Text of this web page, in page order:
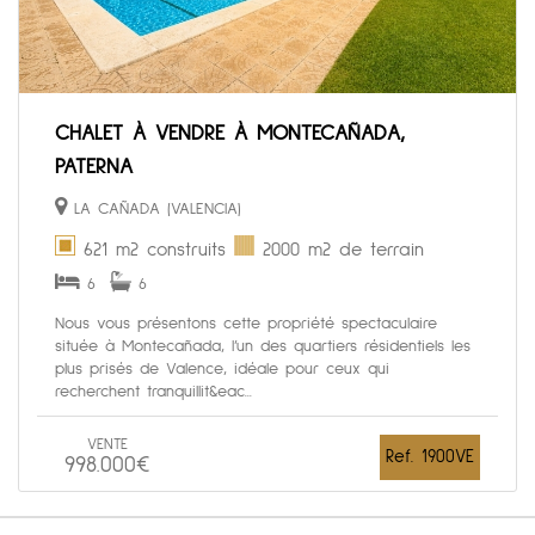
CHALET À VENDRE À MONTECAÑADA,
PATERNA
LA CAÑADA (VALENCIA)
621 m2 construits 2000 m2 de terrain
6 6
Nous vous présentons cette propriété spectaculaire
située à Montecañada, l’un des quartiers résidentiels les
plus prisés de Valence, idéale pour ceux qui
recherchent tranquillit&eac...
VENTE
998.000€ Ref. 1900VE